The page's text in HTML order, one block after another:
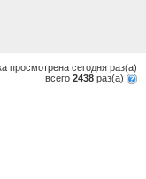
просмотрена сегодня раз(a)
всего 2438 раз(a)